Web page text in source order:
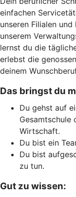
einfachen
unseren Filialen
unserem
lernst du die
erlebst die
deinem
Das bringst du
Du gehst auf
Gesamtschule
Wirtschaft.
Du bist ein
Du bist
zu tun.
Gut zu wissen: